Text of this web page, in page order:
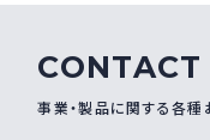
CONTACT
事業・製品に関する各